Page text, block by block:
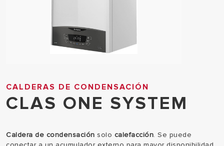
CALDERAS DE CONDENSACIÓN
CLAS ONE SYSTEM
Caldera de condensación solo calefacción. Se puede